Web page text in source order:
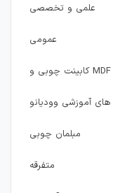
علمی و تخصصی
عمومی
کابینت چوبی و MDF
آموزشی وودیانو
مبلمان چوبی
متفرقه